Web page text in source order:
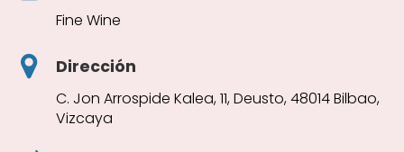
Fine Wine
Dirección
C. Jon Arrospide Kalea, 11, Deusto, 48014 Bilbao,
Vizcaya